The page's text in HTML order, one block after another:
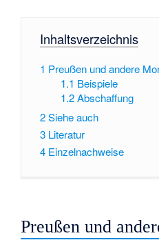
Inhaltsverzeichnis
1 Preußen und andere
1.1 Beispiele
1.2 Abschaffung
2Siehe auch
3 Literatur
4 Einzelnachweise
Preußen und